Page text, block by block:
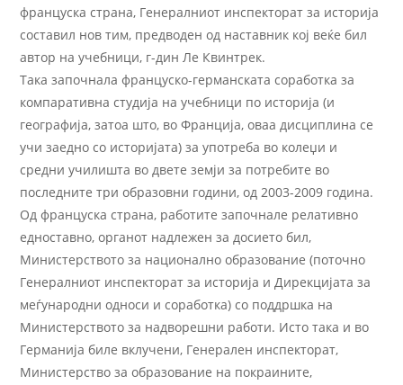
француска страна, Генералниот инспекторат за историја
составил нов тим, предводен од наставник кој веќе бил
автор на учебници, г-дин Ле Квинтрек.
Така започнала француско-германската соработка за
компаративна студија на учебници по историја (и
географија, затоа што, во Франција, оваа дисциплина се
учи заедно со историјата) за употреба во колеџи и
средни училишта во двете земји за потребите во
последните три образовни години, од 2003-2009 година.
Од француска страна, работите започнале релативно
едноставно, органот надлежен за досието бил,
Министерството за национално образование (поточно
Генералниот инспекторат за историја и Дирекцијата за
меѓународни односи и соработка) со поддршка на
Министерството за надворешни работи. Исто така и во
Германија биле вклучени, Генерален инспекторат,
Министерство за образование на покраините,